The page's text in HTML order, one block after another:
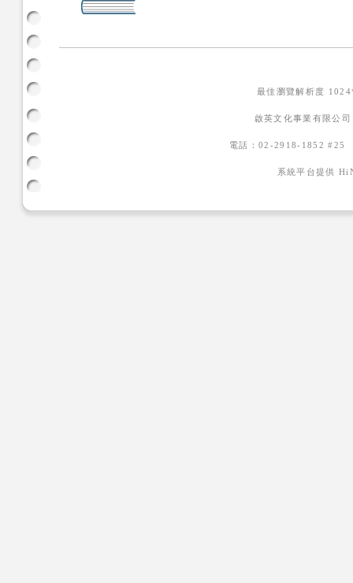
最佳瀏覽解析度
啟英文化事業有限公
電話：02-2918-1852
系統平台提供